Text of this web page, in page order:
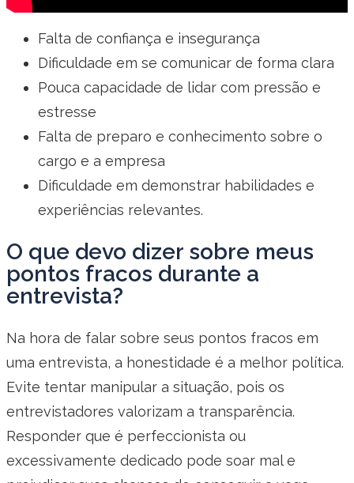
Falta de confiança e insegurança
Dificuldade em se comunicar de forma clara
Pouca capacidade de lidar com pressão e
estresse
Falta de preparo e conhecimento sobre o
cargo e a empresa
Dificuldade em demonstrar habilidades e
experiências relevantes.
O que devo dizer sobre meus
pontos fracos durante a
entrevista?
Na hora de falar sobre seus pontos fracos em
uma entrevista, a honestidade é a melhor política.
Evite tentar manipular a situação, pois os
entrevistadores valorizam a transparência.
Responder que é perfeccionista ou
excessivamente dedicado pode soar mal e